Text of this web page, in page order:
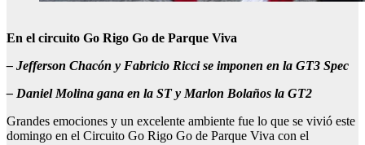
En el circuito Go Rigo Go de Parque Viva
– Jefferson Chacón y Fabricio Riccise imponen en la GT3 Spec
– Daniel Molina gana en la ST y Marlon Bolaños la GT2
Grandes emociones y un excelente ambiente fue lo que se vivió este
domingo en el Circuito Go Rigo Go de Parque Viva con el